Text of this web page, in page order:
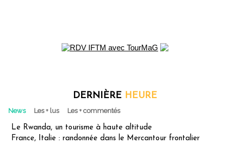
DERNIÈRE HEURE
News Les + lus Les + commentés
Le Rwanda, un tourisme à haute altitude
France, Italie : randonnée dans le Mercantour frontalier